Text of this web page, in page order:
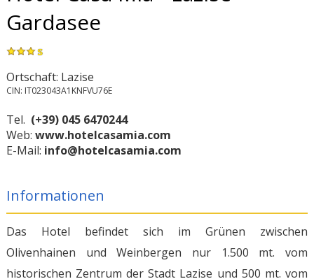
Gardasee
s
Ortschaft: Lazise
CIN: IT023043A1KNFVU76E
Tel. (+39) 045 6470244
Web: www.hotelcasamia.com
E-Mail: info@hotelcasamia.com
Informationen
Das Hotel befindet sich im Grünen zwischen
Olivenhainen und Weinbergen nur 1.500 mt. vom
historischen Zentrum der Stadt Lazise und 500 mt. vom